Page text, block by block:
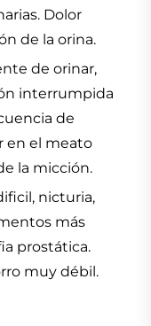
Dolor
de la orina.
de orinar,
interrumpida
de
en el meato
la micción.
nicturia,
más
prostática.
muy débil.